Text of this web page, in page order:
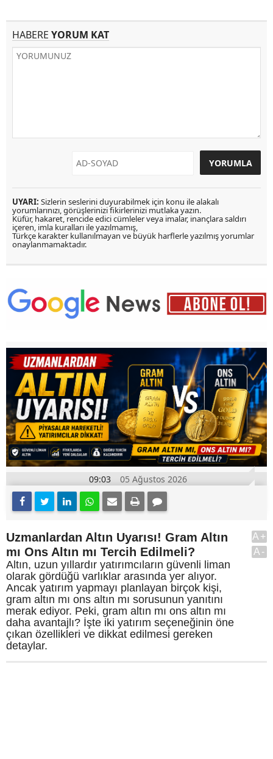
HABERE YORUM KAT
UYARI: Sizlerin seslerini duyurabilmek için konu ile alakalı
yorumlarınızı, görüşlerinizi fikirlerinizi mutlaka yazın.
Küfür, hakaret, rencide edici cümleler veya imalar, inançlara saldırı
içeren, imla kuralları ile yazılmamış,
Türkçe karakter kullanılmayan ve büyük harflerle yazılmış yorumlar
onaylanmamaktadır.
09:03 05 Ağustos 2026
Uzmanlardan Altın Uyarısı! Gram Altın
mı Ons Altın mı Tercih Edilmeli?
Altın, uzun yıllardır yatırımcıların güvenli liman
olarak gördüğü varlıklar arasında yer alıyor.
Ancak yatırım yapmayı planlayan birçok kişi,
gram altın mı ons altın mı sorusunun yanıtını
merak ediyor. Peki, gram altın mı ons altın mı
daha avantajlı? İşte iki yatırım seçeneğinin öne
çıkan özellikleri ve dikkat edilmesi gereken
detaylar.
A+
A-